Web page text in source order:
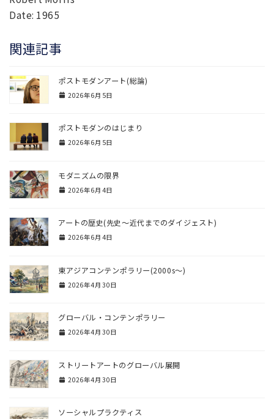
Date: 1965
関連記事
ポストモダンアート(総論)
2026年6月5日
ポストモダンのはじまり
2026年6月5日
モダニズムの限界
2026年6月4日
アートの歴史(先史〜近代までのダイジェスト)
2026年6月4日
東アジアコンテンポラリー(2000s〜)
2026年4月30日
グローバル・コンテンポラリー
2026年4月30日
ストリートアートのグローバル展開
2026年4月30日
ソーシャルプラクティス